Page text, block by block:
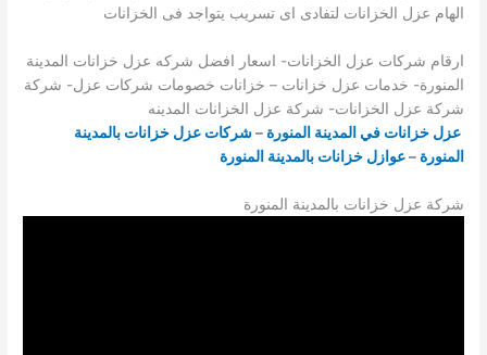
الهام عزل الخزانات لتفادى اى تسريب يتواجد فى الخزانات
ارقام شركات عزل الخزانات- اسعار افضل شركه عزل خزانات المدينة
المنورة- خدمات عزل خزانات – خزانات خصومات شركات عزل- شركة
شركة عزل الخزانات- شركة عزل الخزانات المدينه
عزل خزانات في المدينة المنورة –شركات عزل خزانات بالمدينة
المنورة –عوازل خزانات بالمدينة المنورة
شركة عزل خزانات بالمدينة المنورة